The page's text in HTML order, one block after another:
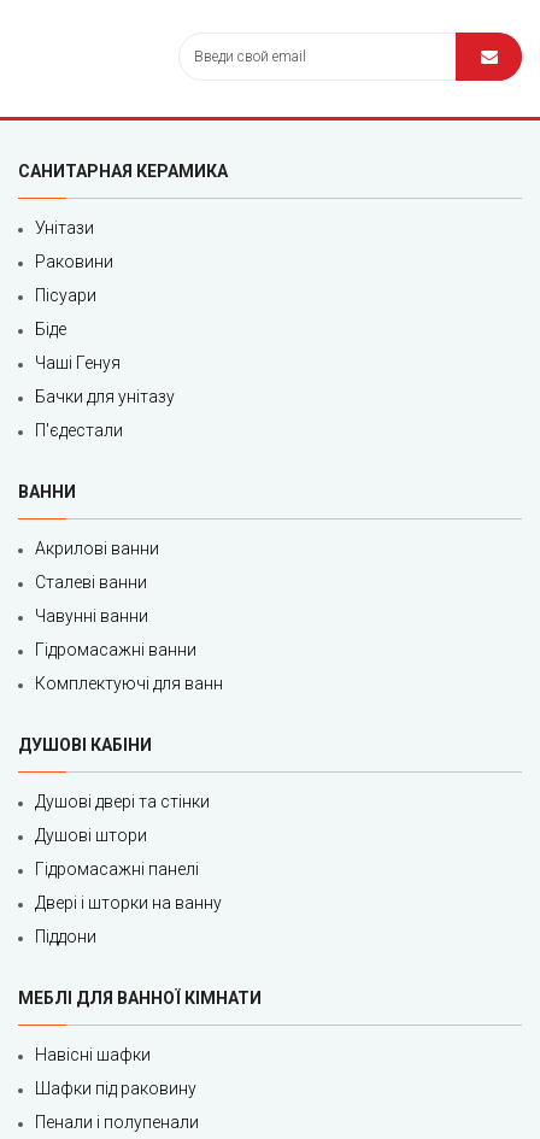
САНИТАРНАЯ КЕРАМИКА
Унітази
Раковини
Пісуари
Біде
Чаші Генуя
Бачки для унітазу
П'єдестали
ВАННИ
Акрилові ванни
Сталеві ванни
Чавунні ванни
Гідромасажні ванни
Комплектуючі для ванн
ДУШОВІ КАБІНИ
Душові двері та стінки
Душові штори
Гідромасажні панелі
Двері і шторки на ванну
Піддони
МЕБЛІ ДЛЯ ВАННОЇ КІМНАТИ
Навісні шафки
Шафки під раковину
Пенали і полупенали